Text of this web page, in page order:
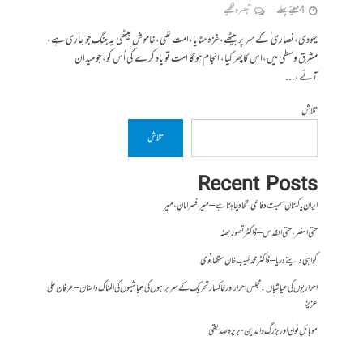
4 مہینے پہلے تبصرہ لکھیے
یہودی،نصاریٰ ٰ کے سر پر بیٹھے،غزہ مٹایا،امت تھی،خاموش بیٹھی یہ جنگ جو جاری ہے،
مشرق وسطی میں،اس کاپھر کیا، انجام ہو گا امت تو یاد کرے گی اُس کو، جو میدان
آئے،...
تلاش
تلاش
Recent Posts
ایران پاکستان سمیت دفاعی اتحاد چاہتا ہے – میر افسر امان،میر
حتی النصر ، حتی القدس – ڈاکٹر تصور بھٹہ
گواہی دیتے دریا – ڈاکٹر محمد طیب خان سنگھانوی
احراریوں کی عیاشیاں : مجلس احرار اور خاکسار تحریک کے سربراہوں کی عیاشیوں کی المناک داستان – عرفان علی
عزیز
موبائل فون اور بزرگ والدین- بریرہ صدیقی